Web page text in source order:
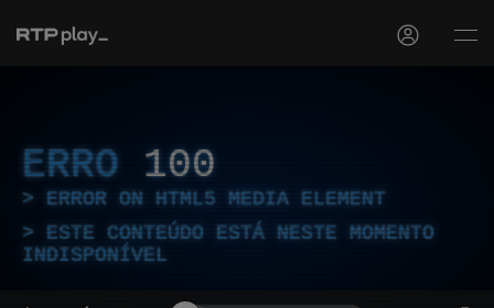
ERRO 100
ERROR ON HTML5 MEDIA ELEMENT
ESTE CONTEÚDO ESTÁ NESTE MOMENTO
INDISPONÍVEL